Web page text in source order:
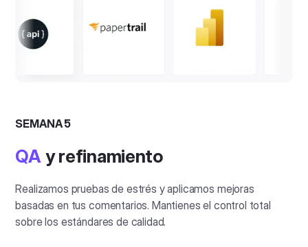
SEMANA 5
QA y refinamiento
Realizamos pruebas de estrés y aplicamos mejoras
basadas en tus comentarios. Mantienes el control total
sobre los estándares de calidad.